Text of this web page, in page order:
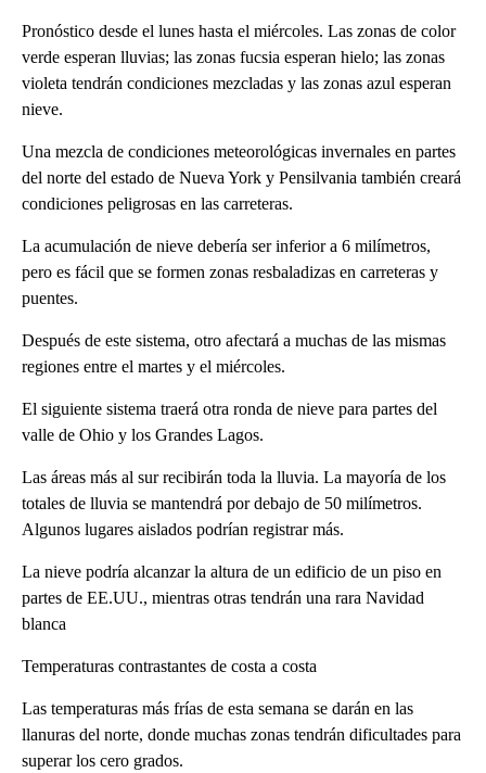
Pronóstico desde el lunes hasta el miércoles. Las zonas de color
verde esperan lluvias; las zonas fucsia esperan hielo; las zonas
violeta tendrán condiciones mezcladas y las zonas azul esperan
nieve.
Una mezcla de condiciones meteorológicas invernales en partes
del norte del estado de Nueva York y Pensilvania también creará
condiciones peligrosas en las carreteras.
La acumulación de nieve debería ser inferior a 6 milímetros,
pero es fácil que se formen zonas resbaladizas en carreteras y
puentes.
Después de este sistema, otro afectará a muchas de las mismas
regiones entre el martes y el miércoles.
El siguiente sistema traerá otra ronda de nieve para partes del
valle de Ohio y los Grandes Lagos.
Las áreas más al sur recibirán toda la lluvia. La mayoría de los
totales de lluvia se mantendrá por debajo de 50 milímetros.
Algunos lugares aislados podrían registrar más.
La nieve podría alcanzar la altura de un edificio de un piso en
partes de EE.UU., mientras otras tendrán una rara Navidad
blanca
Temperaturas contrastantes de costa a costa
Las temperaturas más frías de esta semana se darán en las
llanuras del norte, donde muchas zonas tendrán dificultades para
superar los cero grados.